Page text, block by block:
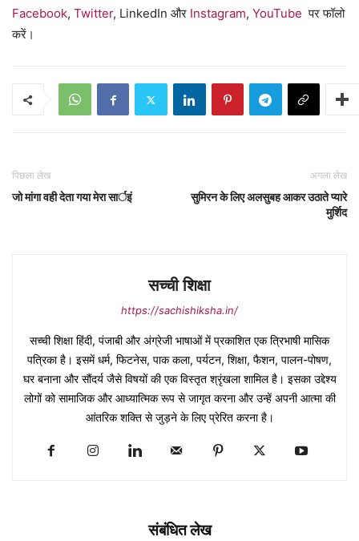
Facebook, Twitter, LinkedIn और Instagram, YouTube पर फॉलो
करें।
पिछला लेख
जो मांगा वही देता गया मेरा सार्इं
अगला लेख
सुमिरन के लिए अलसुबह आकर उठाते प्यारे
मुर्शिद
सच्ची शिक्षा
https://sachishiksha.in/
सच्ची शिक्षा हिंदी, पंजाबी और अंग्रेजी भाषाओं में प्रकाशित एक त्रिभाषी मासिक
पत्रिका है। इसमें धर्म, फिटनेस, पाक कला, पर्यटन, शिक्षा, फैशन, पालन-पोषण,
घर बनाना और सौंदर्य जैसे विषयों की एक विस्तृत श्रृंखला शामिल है। इसका उद्देश्य
लोगों को सामाजिक और आध्यात्मिक रूप से जागृत करना और उन्हें अपनी आत्मा की
आंतरिक शक्ति से जुड़ने के लिए प्रेरित करना है।
संबंधित लेख